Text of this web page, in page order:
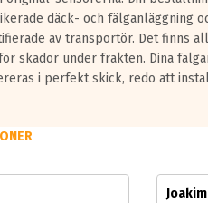
däck- och fälganläggning
av transportör. Det finns
skador under frakten. Dina
i perfekt skick, redo att